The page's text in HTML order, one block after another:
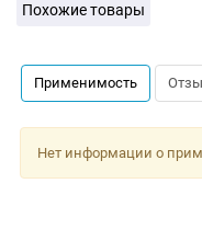
Похожие товары
Применимость
Нет информации о